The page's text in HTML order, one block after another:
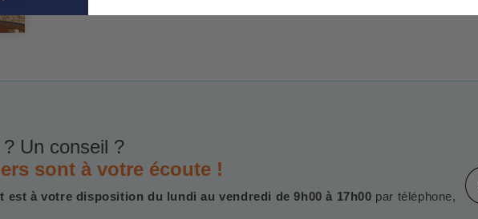
Un conseil ?
sont à votre écoute !
est à votre disposition du lundi au vendredi de 9h00 à 17h00 par téléphone,